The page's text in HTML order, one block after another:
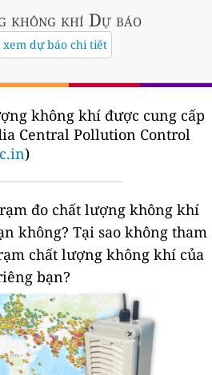
không khí Dự báo
xem dự báo chi tiết
không khí được cung cấp
Central Pollution Control
)
đo chất lượng không khí
không? Tại sao không tham
chất lượng không khí của
bạn?